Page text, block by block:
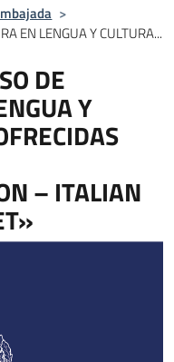
>
EN LENGUA Y CULTURA...
DE
Y
– ITALIAN